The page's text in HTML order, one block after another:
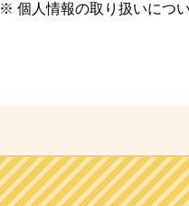
※ 個人情報の取り扱いにつ